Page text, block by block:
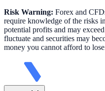
Risk Warning: Forex and
require knowledge of the risks
potential profits and may
fluctuate and securities may
money you cannot afford to